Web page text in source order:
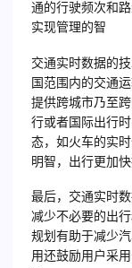
通的行驶频次和
实现管理的智
交通实时数据的
国范围内的交通
提供跨城市乃至
行或者国际出行
态，如火车的实
明智，出行更加快
最后，交通实时
减少不必要的出
规划有助于减少
用还鼓励用户采